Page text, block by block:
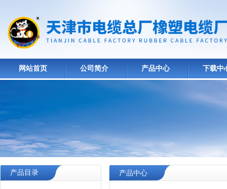
网站首页 公司简介 产品中心 下载中
产品目录 产品中心